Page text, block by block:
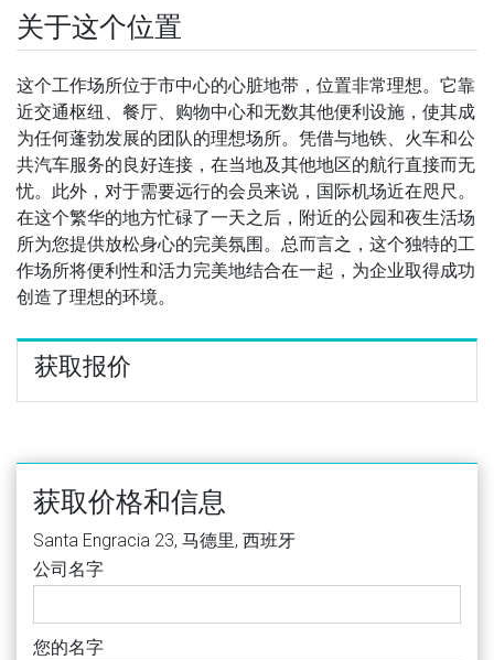
关于这个位置
这个工作场所位于市中心的心脏地带，位置非常理想。它靠
近交通枢纽、餐厅、购物中心和无数其他便利设施，使其成
为任何蓬勃发展的团队的理想场所。凭借与地铁、火车和公
共汽车服务的良好连接，在当地及其他地区的航行直接而无
忧。此外，对于需要远行的会员来说，国际机场近在咫尺。
在这个繁华的地方忙碌了一天之后，附近的公园和夜生活场
所为您提供放松身心的完美氛围。总而言之，这个独特的工
作场所将便利性和活力完美地结合在一起，为企业取得成功
创造了理想的环境。
获取报价
获取价格和信息
Santa Engracia 23, 马德里, 西班牙
公司名字
您的名字